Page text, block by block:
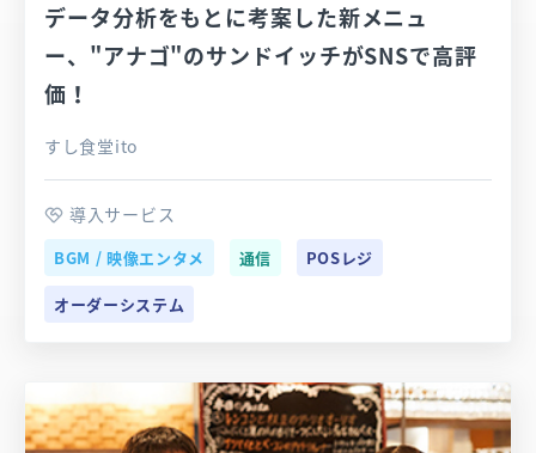
データ分析をもとに考案した新メニュ
ー、"アナゴ"のサンドイッチがSNSで高評
価！
すし食堂ito
導入サービス
BGM / 映像エンタメ 通信 POSレジ
オーダーシステム